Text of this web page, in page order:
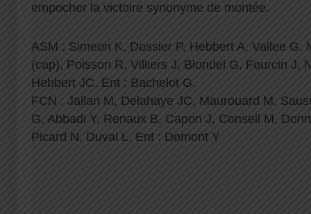
empocher la victoire synonyme de montée.
ASM : Simeon K, Dossier P, Hebbert A, Vallee G,
(cap), Poisson R, Villiers J, Blondel G, Fourcin J,
Hebbert JC. Ent : Bachelot G.
FCN : Jallan M, Delahaye JC, Maurouard M,
G, Abbadi Y, Renaux B, Capon J, Conseil M,
Picard N, Duval L. Ent : Domont Y